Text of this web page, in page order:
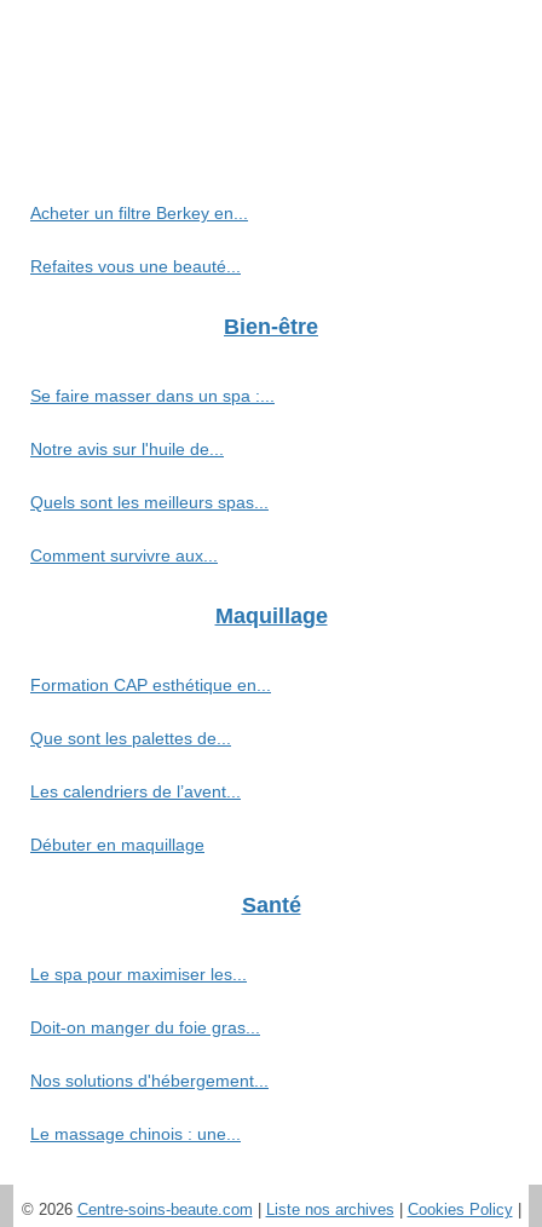
Acheter un filtre Berkey en...
Refaites vous une beauté...
Bien-être
Se faire masser dans un spa :...
Notre avis sur l'huile de...
Quels sont les meilleurs spas...
Comment survivre aux...
Maquillage
Formation CAP esthétique en...
Que sont les palettes de...
Les calendriers de l’avent...
Débuter en maquillage
Santé
Le spa pour maximiser les...
Doit-on manger du foie gras...
Nos solutions d'hébergement...
Le massage chinois : une...
© 2026 Centre-soins-beaute.com Liste nos archives Cookies Policy|